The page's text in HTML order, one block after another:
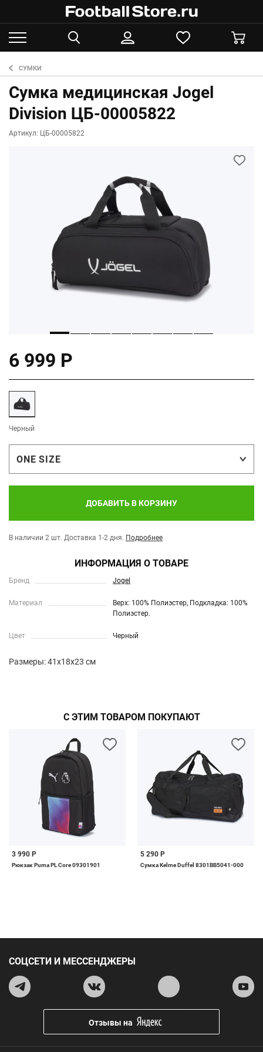
СУМКИ
Сумка медицинская Jogel
Division ЦБ-00005822
Артикул: ЦБ-00005822
6 999 Р
Черный
ONE SIZE
ДОБАВИТЬ В КОРЗИНУ
В наличии 2 шт. Доставка 1-2 дня. Подробнее
ИНФОРМАЦИЯ О ТОВАРЕ
Бренд Jogel
Материал
Верх: 100% Полиэстер, Подкладка: 100%
Полиэстер.
Цвет Черный
Размеры: 41x18x23 см
С ЭТИМ ТОВАРОМ ПОКУПАЮТ
3 990 Р
Рюкзак Puma PL Core 09301901
5 290 Р
Сумка Kelme Duffel 8301BB5041-000
СОЦСЕТИ И МЕССЕНДЖЕРЫ
Отзывы на